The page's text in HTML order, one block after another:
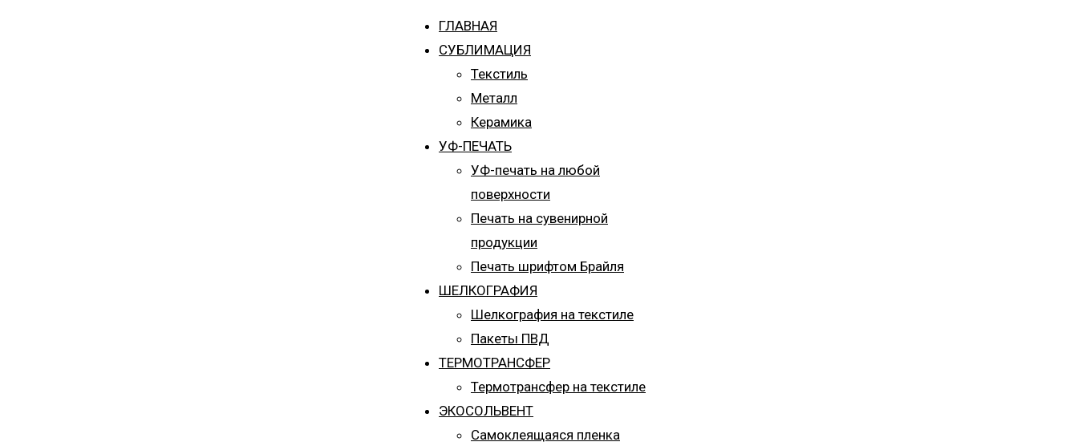
ГЛАВНАЯ
СУБЛИМАЦИЯ
Текстиль
Металл
Керамика
УФ-ПЕЧАТЬ
УФ-печать на любой
поверхности
Печать на сувенирной
продукции
Печать шрифтом Брайля
ШЕЛКОГРАФИЯ
Шелкография на текстиле
Пакеты ПВД
ТЕРМОТРАНСФЕР
Термотрансфер на текстиле
ЭКОСОЛЬВЕНТ
Самоклеящаяся пленка